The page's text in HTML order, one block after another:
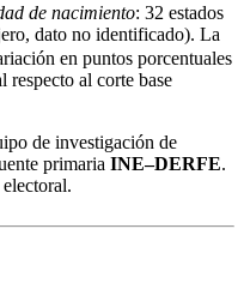
de nacimiento: 32 estados
dato no identificado). La
en puntos porcentuales
al corte base
de investigación de
primaria INE–DERFE.
.